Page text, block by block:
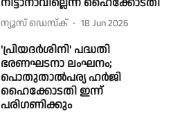
ന്യൂസ് ഡെസ്ക് 18 Jun 2026
'പ്രിയദർശിനി' പദ്ധതി
ഭരണഘടനാ ലംഘനം;
പൊതുതാൽപര്യ ഹർജി
ഹൈക്കോടതി ഇന്ന്
പരിഗണിക്കും